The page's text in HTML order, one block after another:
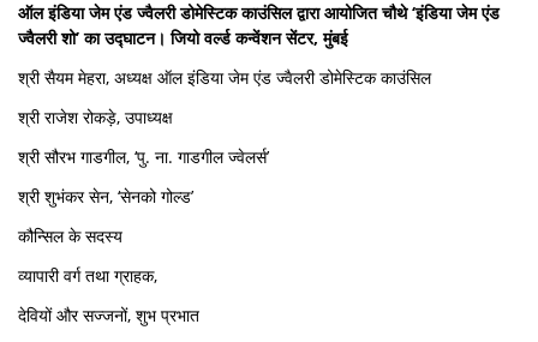
ऑल इंडिया जेम एंड ज्वैलरी डोमेस्टिक काउंसिल द्वारा आयोजित चौथे ‘इंडिया जेम एंड
ज्वैलरी शो’ का उद्घाटन। जियो वर्ल्ड कन्वेंशन सेंटर, मुंबई
श्री सैयम मेहरा, अध्यक्ष ऑल इंडिया जेम एंड ज्वैलरी डोमेस्टिक काउंसिल
श्री राजेश रोकड़े, उपाध्यक्ष
श्री सौरभ गाडगील, ‘पु. ना. गाडगील ज्वेलर्स’
श्री शुभंकर सेन, ‘सेनको गोल्ड’
कौन्सिल के सदस्य
व्यापारी वर्ग तथा ग्राहक,
देवियों और सज्जनों, शुभ प्रभात